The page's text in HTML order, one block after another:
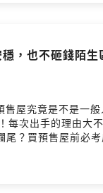
，也不砸錢陌生
屋究竟是不是一
3件事 主持人：ETtoday